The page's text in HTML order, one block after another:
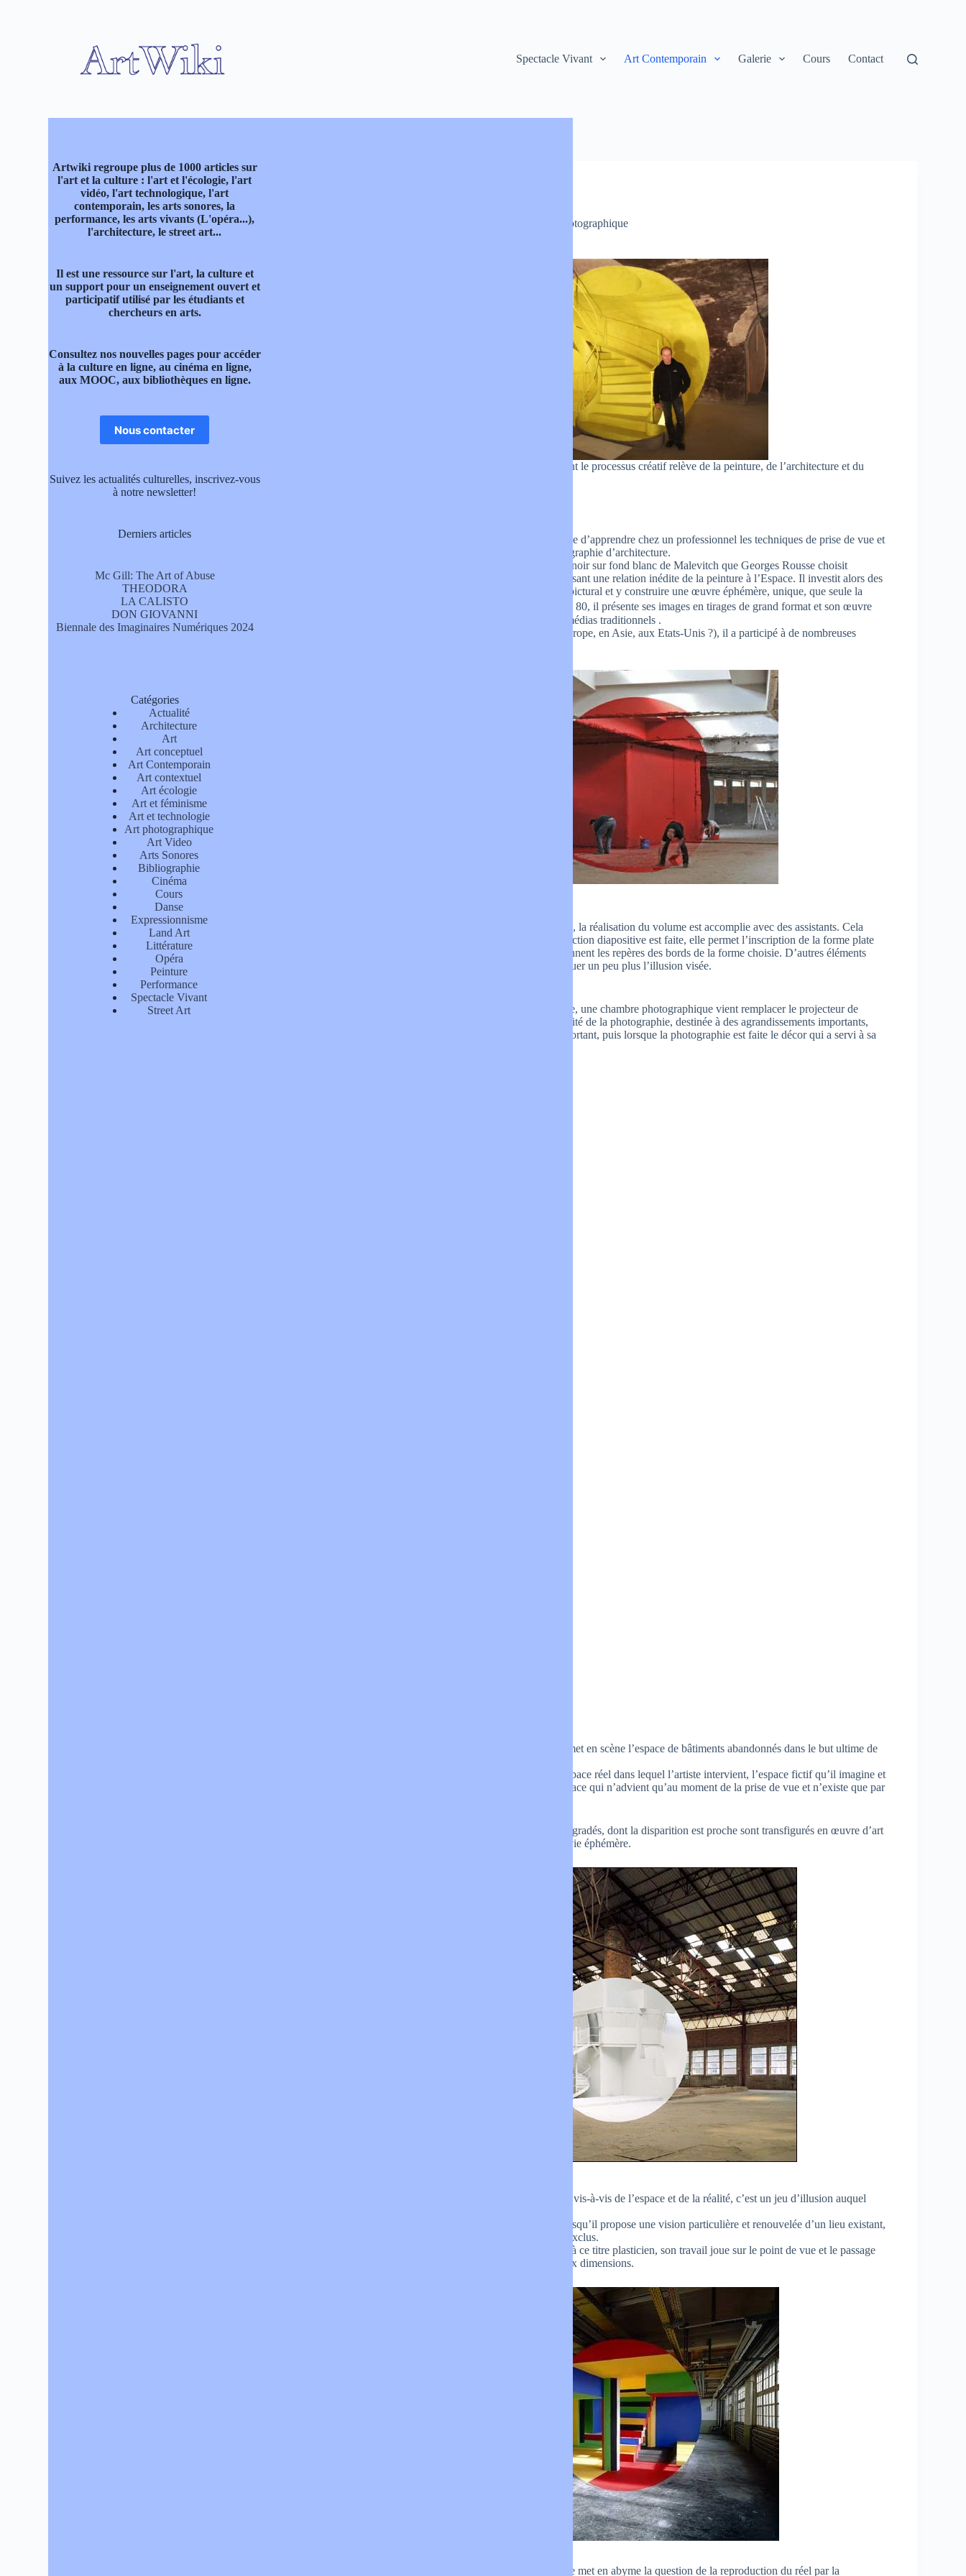
Spectacle Vivant Art Contemporain Galerie Cours Contact
Art photographique
Georges Rousse est un photographe plasticien dont le processus créatif relève de la peinture, de l’architecture et du
Lorsqu’il est étudiant en médecine à Nice, il décide d’apprendre chez un professionnel les techniques de prise de vue et
de tirage puis de créer son propre studio de photographie d’architecture.
C’est avec la découverte du Land Art et du Carré noir sur fond blanc de Malevitch que Georges Rousse choisit
d’intervenir dans le champ photographique établissant une relation inédite de la peinture à l’Espace. Il investit alors des
lieux abandonnés pour les transformer en espace pictural et y construire une œuvre éphémère, unique, que seule la
photographie restitue. Dès le début des années 80, il présente ses images en tirages de grand format et son œuvre
forte et singulière déplace les frontières entre les médias traditionnels .
Il expose et intervient dans le monde entier (en Europe, en Asie, aux Etats-Unis ?), il a participé à de nombreuses
Les lieux privilégiés sont les bâtiments désaffectés, la réalisation du volume est accomplie avec des assistants. Cela
commence par une mise au noir du lieu, une projection diapositive est faite, elle permet l’inscription de la forme plate
dans l’espace.Les assistants armés de crayons prennent les repères des bords de la forme choisie. D’autres éléments
découpés peuvent être ajoutés pour venir compliquer un peu plus l’illusion visée.
Lorsque la préparation de l’installation est achevée, une chambre photographique vient remplacer le projecteur de
diapositive. L’illusion sera ainsi parfaite, et la qualité de la photographie, destinée à des agrandissements importants,
sera optimale. La prise de vue est un moment important, puis lorsque la photographie est faite le décor qui a servi à sa
Son matériau premier est l’Espace. Il organise et met en scène l’espace de bâtiments abandonnés dans le but ultime de
Dans l’image finale trois espaces sont réunis : l’espace réel dans lequel l’artiste intervient, l’espace fictif qu’il imagine et
construit patiemment dans le lieu et un nouvel espace qui n’advient qu’au moment de la prise de vue et n’existe que par
Ces lieux de précarité, rejetés, ignorés, souvent dégradés, dont la disparition est proche sont transfigurés en œuvre d’art
par l’artiste plasticien qui leur offre une nouvelle vie éphémère.
Son œuvre transforme la perception du spectateur vis-à-vis de l’espace et de la réalité, c’est un jeu d’illusion auquel
Georges Rousse travaille donc en illusionniste puisqu’il propose une vision particulière et renouvelée d’un lieu existant,
par une intervention in situ dont le spectateur est exclus.
S’il est à la fois concepteur, installateur, peintre et à ce titre plasticien, son travail joue sur le point de vue et le passage
de la réalité en trois dimensions à l’illusion en deux dimensions.
Cette fusion énigmatique des espaces dans l’image met en abyme la question de la reproduction du réel par la
Artwiki regroupe plus de 1000 articles sur
l'art et la culture : l'art et l'écologie, l'art
vidéo, l'art technologique, l'art
contemporain, les arts sonores, la
performance, les arts vivants (L'opéra...),
l'architecture, le street art...
Il est une ressource sur l'art, la culture et
un support pour un enseignement ouvert et
participatif utilisé par les étudiants et
chercheurs en arts.
Consultez nos nouvelles pages pour accéder
à la culture en ligne, au cinéma en ligne,
aux MOOC, aux bibliothèques en ligne.
Nous contacter
Suivez les actualités culturelles, inscrivez-vous
à notre newsletter!
Derniers articles
Mc Gill: The Art of Abuse
THEODORA
LA CALISTO
DON GIOVANNI
Biennale des Imaginaires Numériques 2024
Catégories
Actualité
Architecture
Art
Art conceptuel
Art Contemporain
Art contextuel
Art écologie
Art et féminisme
Art et technologie
Art photographique
Art Video
Arts Sonores
Bibliographie
Cinéma
Cours
Danse
Expressionnisme
Land Art
Littérature
Opéra
Peinture
Performance
Spectacle Vivant
Street Art